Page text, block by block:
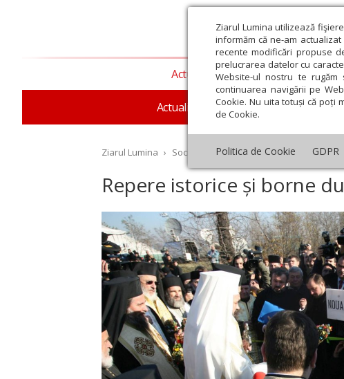
Ziarul Lumina utilizează
informăm că ne-am
recente modificări propuse
prelucrarea datelor cu
Website-ul nostru te
continuarea navigării pe
Cookie. Nu uita totuși că poți
de Cookie.
Politica de Cookie GDPR
Actualitate religioasă
Actualitate socială Sănătate
Ziarul Lumina › Societate › Reportaj › Repere istorice
Repere istorice și borne
Octombrie Noiembrie Decembrie Ianuarie